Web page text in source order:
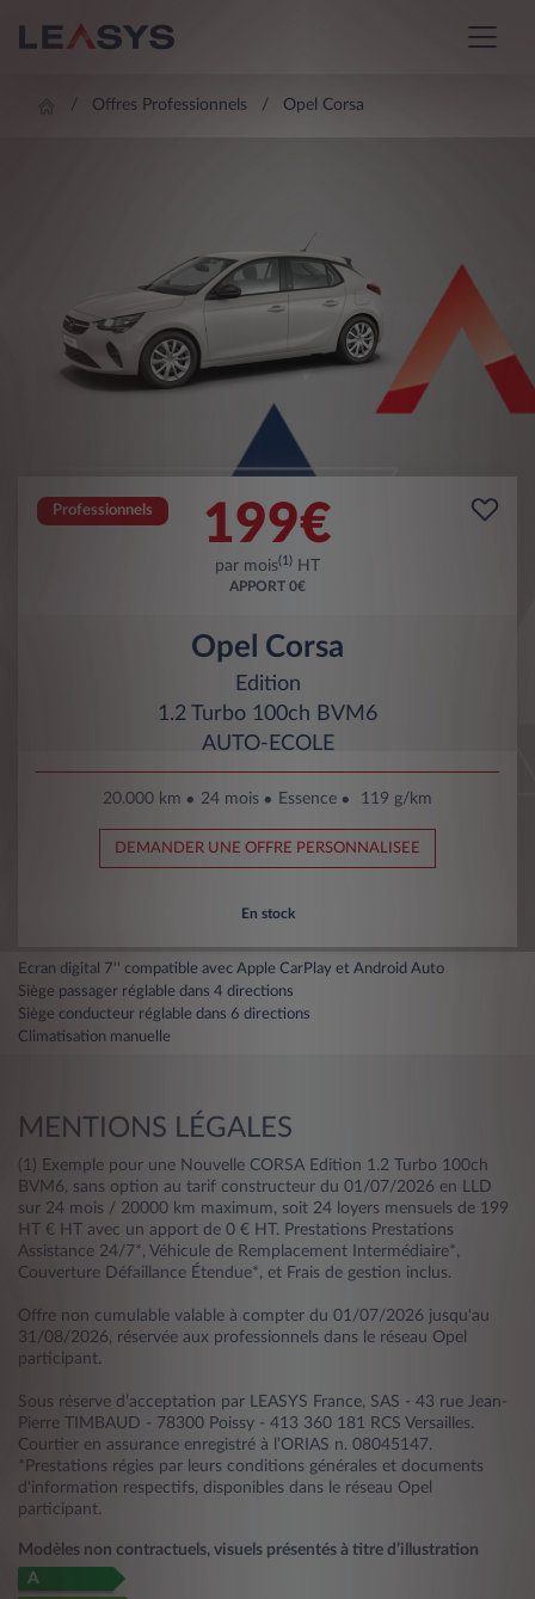
Offres Professionnels Opel Corsa
Professionnels 199€
par mois(1) HT
APPORT 0€
Opel Corsa
Edition
1.2 Turbo 100ch BVM6
AUTO-ECOLE
20.000 km 24 mois Essence 119 g/km
DEMANDER UNE OFFRE PERSONNALISEE
En stock
Ecran digital 7'' compatible avec Apple CarPlay et Android Auto
Siège passager réglable dans 4 directions
Siège conducteur réglable dans 6 directions
Climatisation manuelle
MENTIONS LÉGALES
(1) Exemple pour une Nouvelle CORSA Edition 1.2 Turbo 100ch
BVM6, sans option au tarif constructeur du 01/07/2026 en LLD
sur 24 mois / 20000 km maximum, soit 24 loyers mensuels de 199
HT € HT avec un apport de 0 € HT. Prestations Prestations
Assistance 24/7*, Véhicule de Remplacement Intermédiaire*,
Couverture Défaillance Étendue*, et Frais de gestion inclus.
Offre non cumulable valable à compter du 01/07/2026 jusqu'au
31/08/2026, réservée aux professionnels dans le réseau Opel
participant.
Sous réserve d’acceptation par LEASYS France, SAS - 43 rue Jean-
Pierre TIMBAUD - 78300 Poissy - 413 360 181 RCS Versailles.
Courtier en assurance enregistré à l’ORIAS n. 08045147.
*Prestations régies par leurs conditions générales et documents
d'information respectifs, disponibles dans le réseau Opel
participant.
Modèles non contractuels, visuels présentés à titre d’illustration
A